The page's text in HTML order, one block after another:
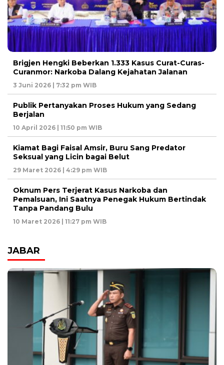
Brigjen Hengki Beberkan 1.333 Kasus Curat-Curas-
Curanmor: Narkoba Dalang Kejahatan Jalanan
3 Juni 2026 | 7:32 pm WIB
Publik Pertanyakan Proses Hukum yang Sedang
Berjalan
10 April 2026 | 11:50 pm WIB
Kiamat Bagi Faisal Amsir, Buru Sang Predator
Seksual yang Licin bagai Belut
29 Maret 2026 | 4:29 pm WIB
Oknum Pers Terjerat Kasus Narkoba dan
Pemalsuan, Ini Saatnya Penegak Hukum Bertindak
Tanpa Pandang Bulu
10 Maret 2026 | 11:27 pm WIB
JABAR